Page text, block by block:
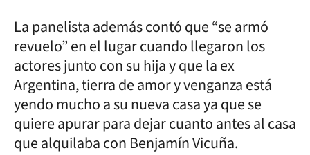
La panelista además contó que “se armó
revuelo” en el lugar cuando llegaron los
actores junto con su hija y que la ex
Argentina, tierra de amor y venganza está
yendo mucho a su nueva casa ya que se
quiere apurar para dejar cuanto antes al casa
que alquilaba con Benjamín Vicuña.